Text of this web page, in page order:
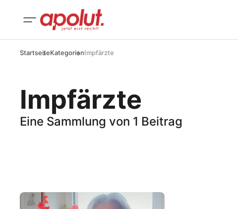
StartseiteKategorienImpfärzte
Impfärzte
Eine Sammlung von 1 Beitrag